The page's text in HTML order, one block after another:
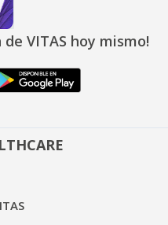
VITAS hoy mismo!